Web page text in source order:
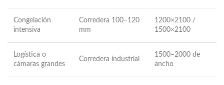
Congelación
intensiva
Corredera 100–120
mm
1200×2100 /
1500×2100
Logística o
cámaras grandes
Corredera industrial
1500–2000 de
ancho